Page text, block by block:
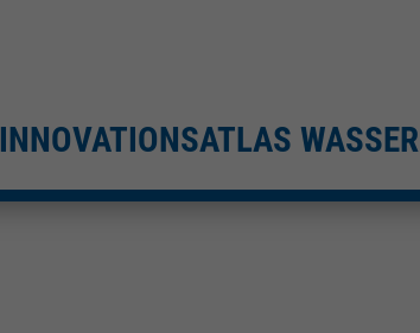
INNOVATIONSATLAS WASSER